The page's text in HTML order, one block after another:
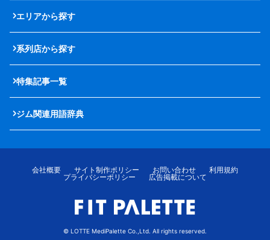
エリアから探す
系列店から探す
特集記事一覧
ジム関連用語辞典
会社概要 サイト制作ポリシー お問い合わせ
利用規約
プライバシーポリシー
広告掲載について
© LOTTE MediPalette Co.,Ltd. All rights reserved.